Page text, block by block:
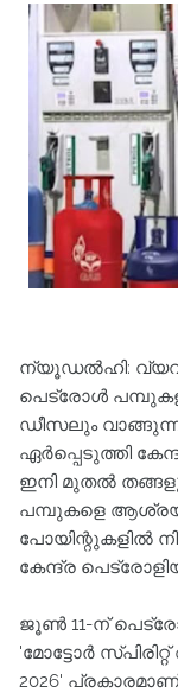
ന്യൂഡൽഹി:
പെട്രോൾ
ഡീസലും
ഏർപ്പെടുത്തി
ഇനി മുതൽ
പമ്പുകളെ
പോയിന്റുകളിൽ
കേന്ദ്ര
ജൂൺ 11-ന്
'മോട്ടോർ
2026'